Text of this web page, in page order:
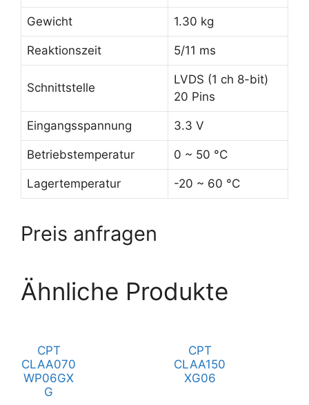
Gewicht 1.30 kg
Reaktionszeit 5/11 ms
Schnittstelle
LVDS (1 ch 8-bit)
20 Pins
Eingangsspannung 3.3 V
Betriebstemperatur 0 ~ 50 °C
Lagertemperatur -20 ~ 60 °C
Preis anfragen
Ähnliche Produkte
CPT
CLAA070
WP06GX
G
CPT
CLAA150
XG06